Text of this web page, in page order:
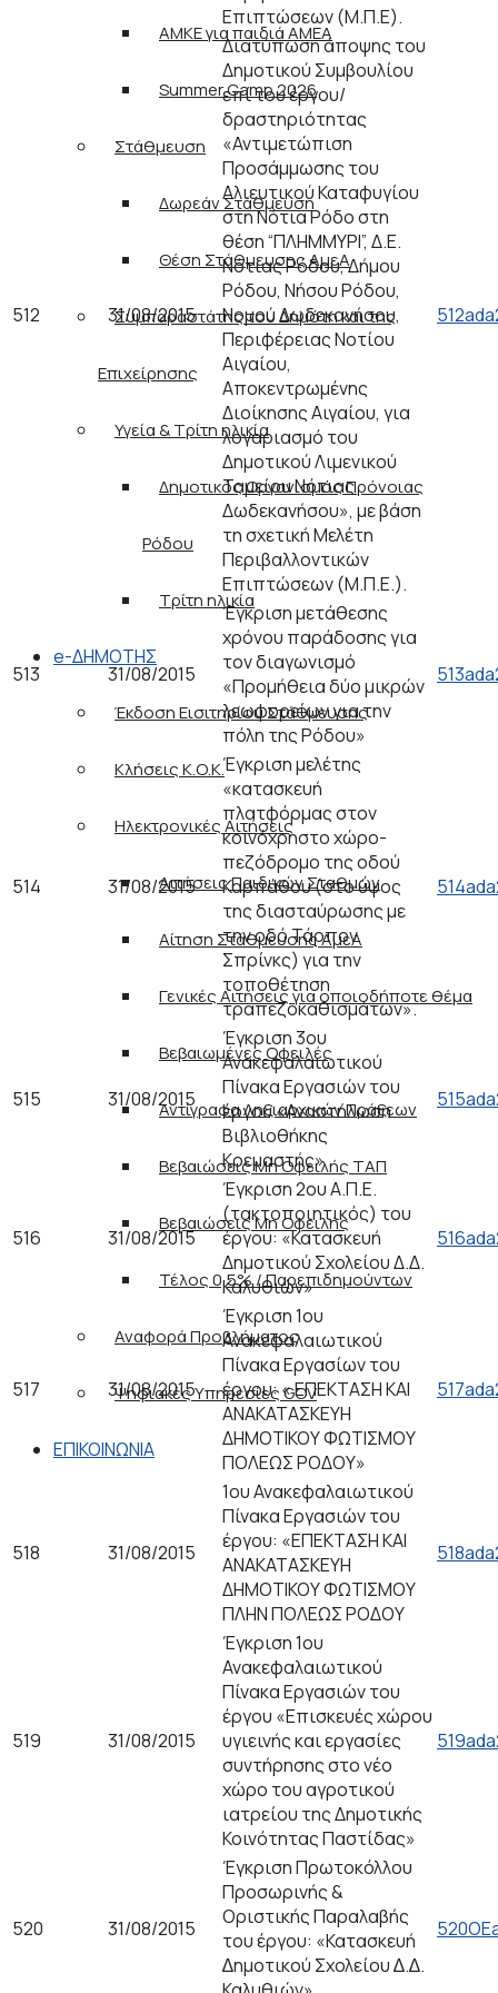
ΑΜΚΕ για παιδιά ΑΜΕΑ
Summer Camp 2026
Στάθμευση
Δωρεάν Στάθμευση
Θέση Στάθμευσης ΑμεΑ
Συμπαραστάτης του Δημότη και της
Επιχείρησης
Υγεία & Τρίτη ηλικία
Δημοτικός Οργανισμός Πρόνοιας
Ρόδου
Τρίτη ηλικία
e-ΔΗΜΟΤΗΣ
Έκδοση Εισιτηρίου Στάθμευσης
Κλήσεις Κ.Ο.Κ.
Ηλεκτρονικές Αιτήσεις
Αιτήσεις Παιδικών Σταθμών
Αίτηση Στάθμευσης ΑμεΑ
Γενικές Αιτήσεις για οποιοδήποτε θέμα
Βεβαιωμένες Οφειλές
Αντίγραφα Ληξιαρχικών Πράξεων
Βεβαιώσεις Μη Οφειλής ΤΑΠ
Βεβαιώσεις Μη Οφειλής
Τέλος 0,5% / Παρεπιδημούντων
Αναφορά Προβλήματος
Ψηφιακές Υπηρεσίες GOV
ΕΠΙΚΟΙΝΩΝΙΑ
Επιπτώσεων (Μ.Π.Ε).
512 31/08/2015
Διατύπωση άποψης του
Δημοτικού Συμβουλίου
επί του έργου/
δραστηριότητας
«Αντιμετώπιση
Προσάμμωσης του
Αλιευτικού Καταφυγίου
στη Νότια Ρόδο στη
θέση “ΠΛΗΜΜΥΡΙ”, Δ.Ε.
Νότιας Ρόδου, Δήμου
Ρόδου, Νήσου Ρόδου,
Νομού Δωδεκανήσου,
Περιφέρειας Νοτίου
Αιγαίου,
Αποκεντρωμένης
Διοίκησης Αιγαίου, για
λογαριασμό του
Δημοτικού Λιμενικού
Ταμείου Νότιας
Δωδεκανήσου», με βάση
τη σχετική Μελέτη
Περιβαλλοντικών
Επιπτώσεων (Μ.Π.Ε.).
513 31/08/2015
Έγκριση μετάθεσης
χρόνου παράδοσης για
τον διαγωνισμό
«Προμήθεια δύο μικρών
λεωφορείων για την
πόλη της Ρόδου»
514 31/08/2015
Έγκριση μελέτης
«κατασκευή
πλατφόρμας στον
κοινόχρηστο χώρο-
πεζόδρομο της οδού
Καρπάθου (στο ύψος
της διασταύρωσης με
την οδό Τάρπον
Σπρίνκς) για την
τοποθέτηση
τραπεζοκαθισμάτων».
515 31/08/2015
Έγκριση 3ου
Ανακεφαλαιωτικού
Πίνακα Εργασιών του
έργου «Αναστήλωση
Βιβλιοθήκης
Κρεμαστής»
516 31/08/2015
Έγκριση 2ου Α.Π.Ε.
(τακτοποιητικός) του
έργου: «Κατασκευή
Δημοτικού Σχολείου Δ.Δ.
Καλυθιών»
517 31/08/2015
Έγκριση 1ου
Ανακεφαλαιωτικού
Πίνακα Εργασίων του
έργου: « ΕΠΕΚΤΑΣΗ ΚΑΙ
ΑΝΑΚΑΤΑΣΚΕΥΗ
ΔΗΜΟΤΙΚΟΥ ΦΩΤΙΣΜΟΥ
ΠΟΛΕΩΣ ΡΟΔΟΥ»
518 31/08/2015
1ου Ανακεφαλαιωτικού
Πίνακα Εργασιών του
έργου: «ΕΠΕΚΤΑΣΗ ΚΑΙ
ΑΝΑΚΑΤΑΣΚΕΥΗ
ΔΗΜΟΤΙΚΟΥ ΦΩΤΙΣΜΟΥ
ΠΛΗΝ ΠΟΛΕΩΣ ΡΟΔΟΥ
519 31/08/2015
Έγκριση 1ου
Ανακεφαλαιωτικού
Πίνακα Εργασιών του
έργου «Επισκευές χώρου
υγιεινής και εργασίες
συντήρησης στο νέο
χώρο του αγροτικού
ιατρείου της Δημοτικής
Κοινότητας Παστίδας»
520 31/08/2015
Έγκριση Πρωτοκόλλου
Προσωρινής &
Οριστικής Παραλαβής
του έργου: «Κατασκευή
∆ηµοτικού Σχολείου ∆.∆.